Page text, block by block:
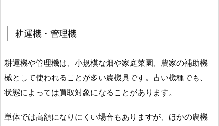
耕運機・管理機
耕運機や管理機は、小規模な畑や家庭菜園、農家の補助機
械として使われることが多い農機具です。古い機種でも、
状態によっては買取対象になることがあります。
単体では高額になりにくい場合もありますが、ほかの農機